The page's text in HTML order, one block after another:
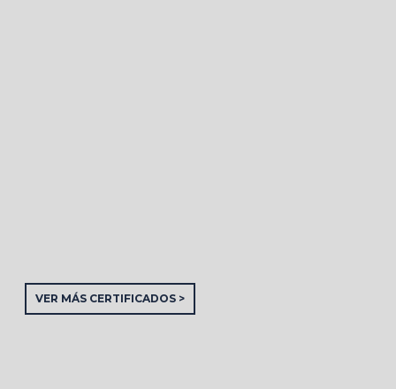
VER MÁS CERTIFICADOS >